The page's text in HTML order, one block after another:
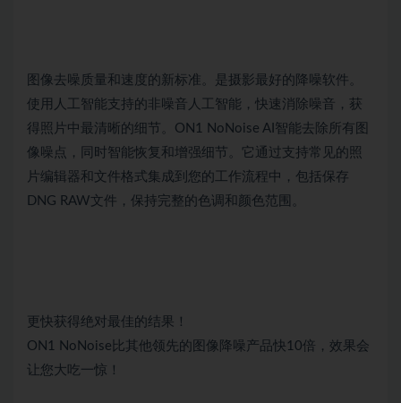
图像去噪质量和速度的新标准。是摄影最好的降噪软件。
使用人工智能支持的非噪音人工智能，快速消除噪音，获
得照片中最清晰的细节。ON1 NoNoise AI智能去除所有图
像噪点，同时智能恢复和增强细节。它通过支持常见的照
片编辑器和文件格式集成到您的工作流程中，包括保存
DNG RAW文件，保持完整的色调和颜色范围。
更快获得绝对最佳的结果！
ON1 NoNoise比其他领先的图像降噪产品快10倍，效果会
让您大吃一惊！